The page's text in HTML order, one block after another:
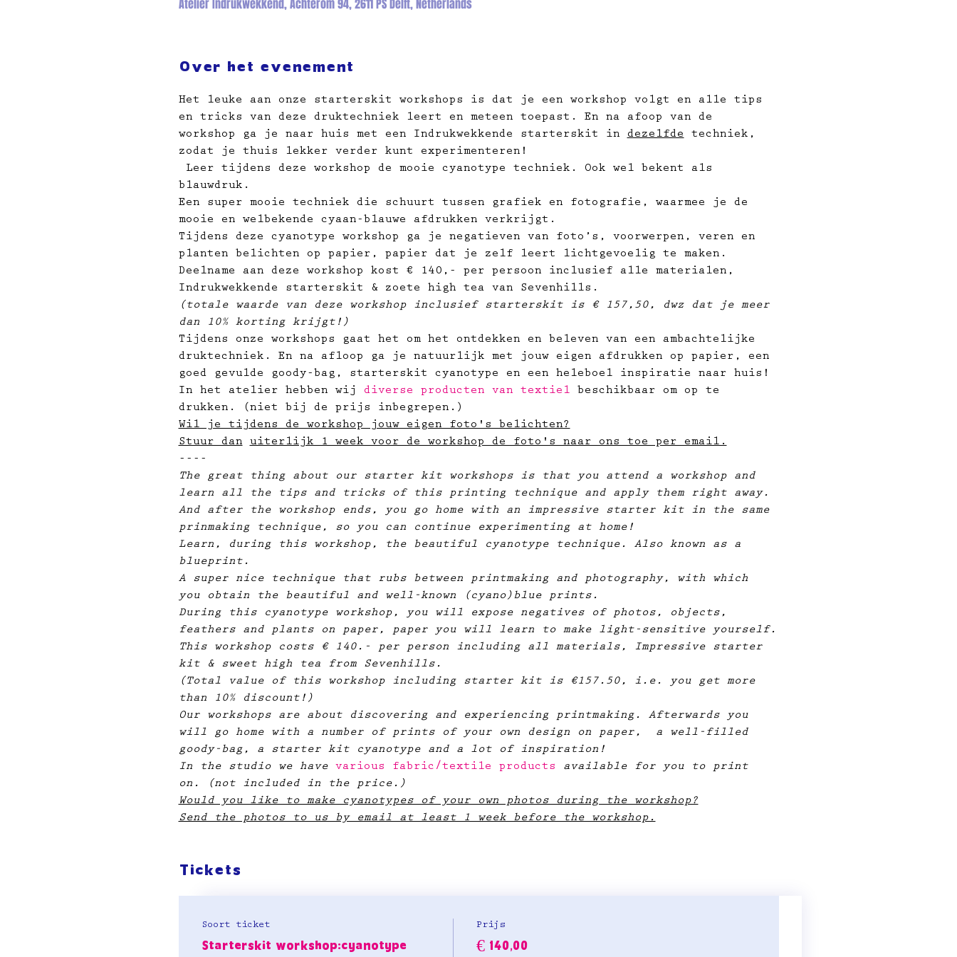
Atelier Indrukwekkend, Achterom 94, 2611 PS Delft, Netherlands
Over het evenement
Het leuke aan onze starterskit workshops is dat je een workshop volgt en alle tips
en tricks van deze druktechniek leert en meteen toepast. En na afoop van de
workshop ga je naar huis met een Indrukwekkende starterskit in dezelfde techniek,
zodat je thuis lekker verder kunt experimenteren!
Leer tijdens deze workshop de mooie cyanotype techniek. Ook wel bekent als
blauwdruk.
Een super mooie techniek die schuurt tussen grafiek en fotografie, waarmee je de
mooie en welbekende cyaan-blauwe afdrukken verkrijgt.
Tijdens deze cyanotype workshop ga je negatieven van foto’s, voorwerpen, veren en
planten belichten op papier, papier dat je zelf leert lichtgevoelig te maken.
Deelname aan deze workshop kost € 140,- per persoon inclusief alle materialen,
Indrukwekkende starterskit & zoete high tea van Sevenhills.
(totale waarde van deze workshop inclusief starterskit is € 157,50, dwz dat je meer
dan 10% korting krijgt!)
Tijdens onze workshops gaat het om het ontdekken en beleven van een ambachtelijke
druktechniek. En na afloop ga je natuurlijk met jouw eigen afdrukken op papier, een
goed gevulde goody-bag, starterskit cyanotype en een heleboel inspiratie naar huis!
In het atelier hebben wij diverse producten van textiel beschikbaar om op te
drukken. (niet bij de prijs inbegrepen.)
Wil je tijdens de workshop jouw eigen foto's belichten?
Stuur dan
uiterlijk 1 week voor de workshop de foto's naar ons toe per email.
----
The great thing about our starter kit workshops is that you attend a workshop and
learn all the tips and tricks of this printing technique and apply them right away.
And after the workshop ends, you go home with an impressive starter kit in the same
prinmaking technique, so you can continue experimenting at home!
Learn, during this workshop, the beautiful cyanotype technique. Also known as a
blueprint.
A super nice technique that rubs between printmaking and photography, with which
you obtain the beautiful and well-known (cyano)blue prints.
During this cyanotype workshop, you will expose negatives of photos, objects,
feathers and plants on paper, paper you will learn to make light-sensitive yourself.
This workshop costs € 140.- per person including all materials, Impressive starter
kit & sweet high tea from Sevenhills.​
(Total value of this workshop including starter kit is €157.50, i.e. you get more
than 10% discount!)
Our workshops are about discovering and experiencing printmaking. Afterwards you
will go home with a number of prints of your own design on paper,  a well-filled
goody-bag, a starter kit cyanotype and a lot of inspiration!
In the studio we have various fabric/textile products available for you to print
on. (not included in the price.)
Would you like to make cyanotypes of your own photos during the workshop?
Send the photos to us by email at least 1 week before the workshop.
Tickets
Soort ticket
Starterskit workshop:cyanotype
Prijs
€ 140,00